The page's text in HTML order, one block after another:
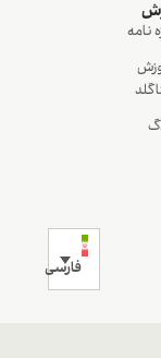
نامه
فارسی